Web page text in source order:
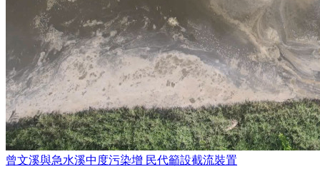
曾文溪與急水溪中度污染增 民代籲設截流裝置